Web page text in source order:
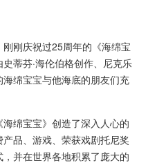
刚庆祝过25周年的《海绵宝
蒂芬·海伦伯格创作、尼克乐
绵宝宝与他海底的朋友们充
绵宝宝》创造了深入人心的
品、游戏、荣获戏剧托尼奖
并在世界各地积累了庞大的